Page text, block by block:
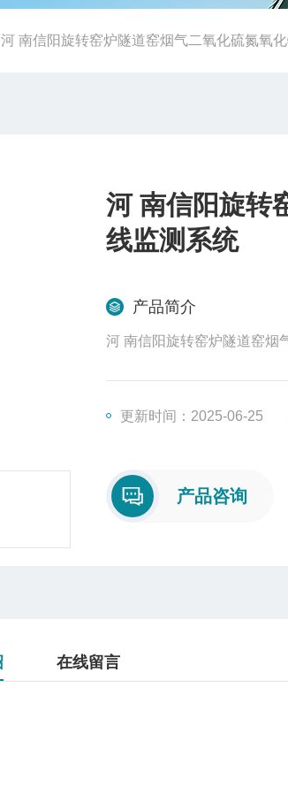
河 南信阳旋转窑炉隧道窑烟气二氧化硫氮氧
河 南信阳旋转
线监测系统
产品简介
河 南信阳旋转窑炉隧道窑烟
更新时间：2025-06-25
产品咨询
在线留言